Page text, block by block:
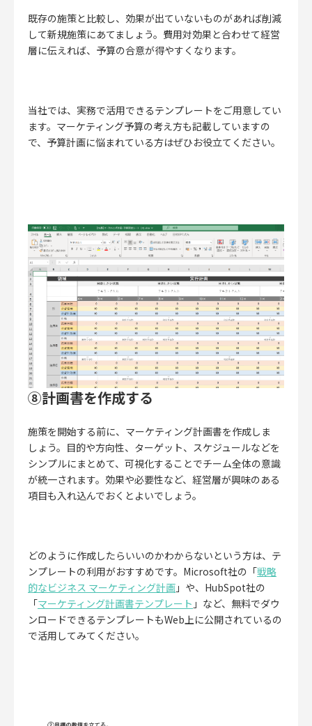
既存の施策と比較し、効果が出ていないものがあれば削減
して新規施策にあてましょう。費用対効果と合わせて経営
層に伝えれば、予算の合意が得やすくなります。
当社では、実務で活用できるテンプレートをご用意してい
ます。マーケティング予算の考え方も記載していますの
で、予算計画に悩まれている方はぜひお役立てください。
⑧計画書を作成する
施策を開始する前に、マーケティング計画書を作成しま
しょう。目的や方向性、ターゲット、スケジュールなどを
シンプルにまとめて、 可視化することでチーム全体の意識
が統一されます。 効果や必要性など、経営層が興味のある
項目も入れ込んでおくとよいでしょう。
どのように作成したらいいのかわからないという方は、テ
ンプレートの利用がおすすめです。Microsoft社の「戦略
的なビジネス マーケティング計画 」や、HubSpot社の
「マーケティング計画書テンプレート 」など、無料でダウ
ンロードできるテンプレートもWeb上に公開されているの
で活用してみてください。